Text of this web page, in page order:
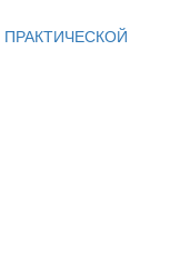
ПРАКТИЧЕСКОЙ